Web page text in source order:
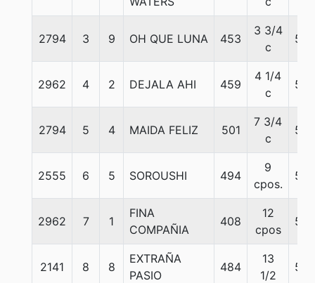
2794 3 9 OH QUE LUNA 453
3 3/4
c
50
2962 4 2 DEJALA AHI 459
4 1/4
c
52
2794 5 4 MAIDA FELIZ 501
7 3/4
c
54
2555 6 5 SOROUSHI 494
9
cpos.
56
2962 7 1
FINA
COMPAÑIA
408
12
cpos
52
2141 8 8
EXTRAÑA
PASIO
484
13
1/2
52